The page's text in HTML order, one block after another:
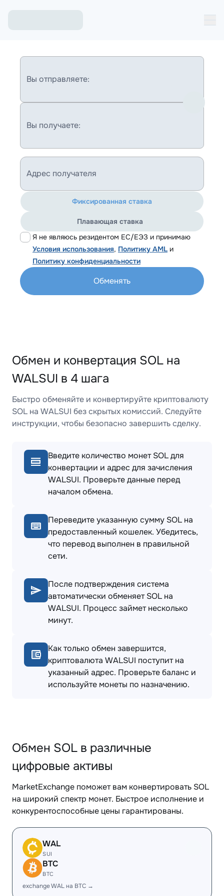
Вы отправляете:
Вы получаете:
Адрес получателя
Я не являюсь резидентом ЕС/ЕЭЗ и принимаю
Условия использования, Политику AML и
Политику конфиденциальности
Фиксированная ставка
Плавающая ставка
Обменять
Обмен и конвертация SOL на
WALSUI в 4 шага
Быстро обменяйте и конвертируйте криптовалюту
SOL на WALSUI без скрытых комиссий. Следуйте
инструкции, чтобы безопасно завершить сделку.
Введите количество монет SOL для
конвертации и адрес для зачисления
WALSUI. Проверьте данные перед
началом обмена.
Переведите указанную сумму SOL на
предоставленный кошелек. Убедитесь,
что перевод выполнен в правильной
сети.
После подтверждения система
автоматически обменяет SOL на
WALSUI. Процесс займет несколько
минут.
Как только обмен завершится,
криптовалюта WALSUI поступит на
указанный адрес. Проверьте баланс и
используйте монеты по назначению.
Обмен SOL в различные
цифровые активы
MarketExchange поможет вам конвертировать SOL
на широкий спектр монет. Быстрое исполнение и
конкурентоспособные цены гарантированы.
WAL
SUI
BTC
BTC
exchange WAL на BTC →